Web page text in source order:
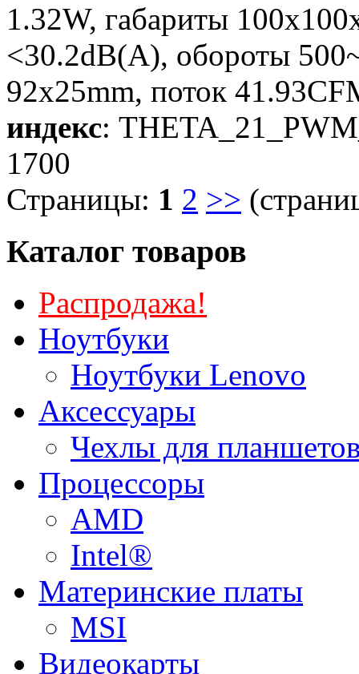
1.32W, габариты
<30.2dB(A), обороты
92x25mm, поток
индекс:
1700
Страницы: 1 2 >>
Каталог товаров
Распродажа!
Ноутбуки
Ноутбуки Lenovo
Аксессуары
Чехлы для
Процессоры
AMD
Intel®
Материнские платы
MSI
Видеокарты